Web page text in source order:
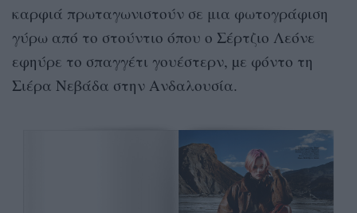
καρφιά πρωταγωνιστούν σε μια φωτογράφιση
γύρω από το στούντιο όπου ο Σέρτζιο Λεόνε
εφηύρε το σπαγγέτι γουέστερν, µε φόντο τη
Σιέρα Νεβάδα στην Ανδαλουσία.